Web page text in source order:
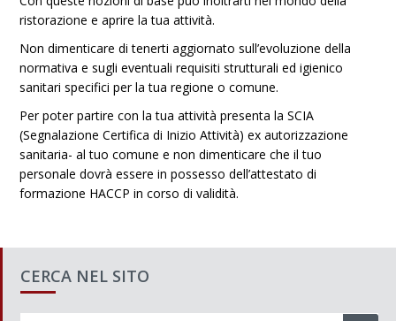
ristorazione e aprire la tua attività.
Non dimenticare di tenerti aggiornato sull’evoluzione della
normativa e sugli eventuali requisiti strutturali ed igienico
sanitari specifici per la tua regione o comune.
Per poter partire con la tua attività presenta la SCIA
(Segnalazione Certifica di Inizio Attività) ex autorizzazione
sanitaria- al tuo comune e non dimenticare che il tuo
personale dovrà essere in possesso dell’attestato di
formazione HACCP in corso di validità.
CERCA NEL SITO